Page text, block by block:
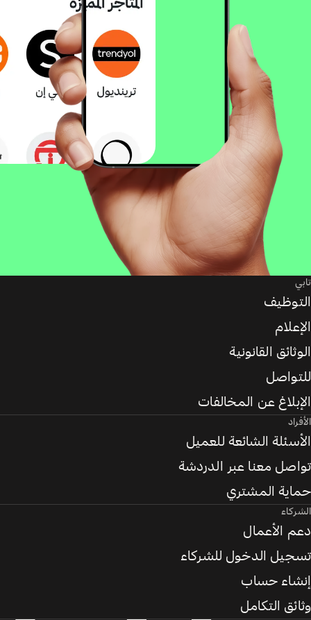
تابي
التوظيف
الإعلام
الوثائق القانونية
للتواصل
الإبلاغ عن المخالفات
الأفراد
الأسئلة الشائعة للعميل
تواصل معنا عبر الدردشة
حماية المشتري
الشركاء
دعم الأعمال
تسجيل الدخول للشركاء
إنشاء حساب
وثائق التكامل